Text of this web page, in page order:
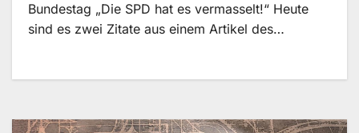
Bundestag „Die SPD hat es vermasselt!“ Heute
sind es zwei Zitate aus einem Artikel des…